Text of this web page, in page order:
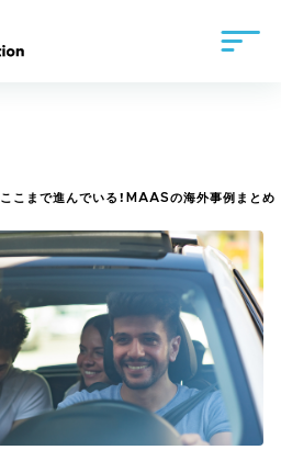
ここまで進んでいる！MAASの海外事例まとめ